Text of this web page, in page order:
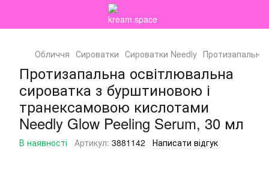
Обличчя Сироватки Сироватки Needly Протизапальна
Протизапальна освітлювальна
сироватка з бурштиновою і
транексамовою кислотами
Needly Glow Peeling Serum, 30 мл
В наявності Артикул: 3881142 Написати відгук